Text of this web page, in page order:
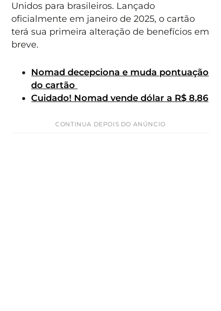
Unidos para brasileiros. Lançado
oficialmente em janeiro de 2025, o cartão
terá sua primeira alteração de benefícios em
breve.
Nomad decepciona e muda pontuação
do cartão
Cuidado! Nomad vende dólar a R$ 8,86
CONTINUA DEPOIS DO ANÚNCIO